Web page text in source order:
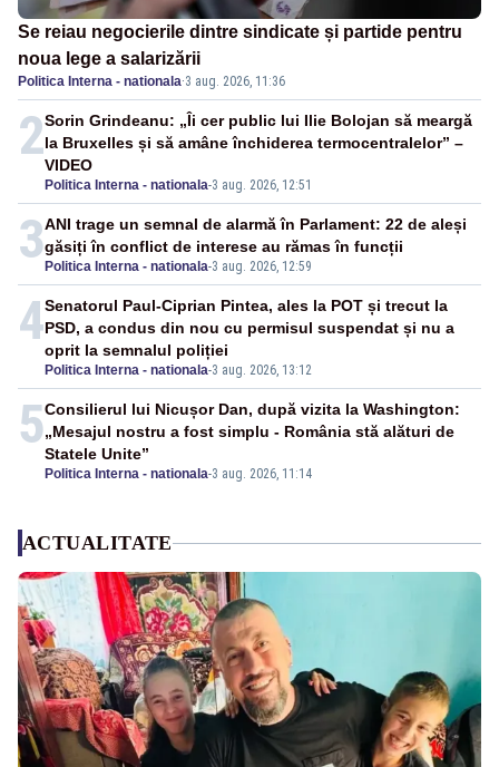
Se reiau negocierile dintre sindicate și partide pentru
noua lege a salarizării
Politica Interna - nationala·3 aug. 2026, 11:36
2
Politica Interna - nationala-3 aug. 2026, 12:51
Sorin Grindeanu: „Îi cer public lui Ilie Bolojan să meargă
la Bruxelles și să amâne închiderea termocentralelor” –
VIDEO
3 Politica Interna - nationala-3 aug. 2026, 12:59
ANI trage un semnal de alarmă în Parlament: 22 de aleși
găsiți în conflict de interese au rămas în funcții
4
Politica Interna - nationala-3 aug. 2026, 13:12
Senatorul Paul-Ciprian Pintea, ales la POT și trecut la
PSD, a condus din nou cu permisul suspendat și nu a
oprit la semnalul poliției
5
Politica Interna - nationala-3 aug. 2026, 11:14
Consilierul lui Nicușor Dan, după vizita la Washington:
„Mesajul nostru a fost simplu - România stă alături de
Statele Unite”
ACTUALITATE